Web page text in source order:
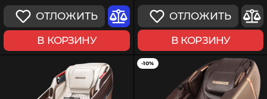
ОТЛОЖИТЬ
В КОРЗИНУ
ОТЛОЖИТЬ
В КОРЗИНУ
-10%